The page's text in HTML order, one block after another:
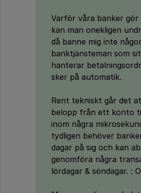
Varför våra banker gör
kan man onekligen
då banne mig inte
banktjänsteman som
hanterar
sker på automatik.
Rent tekniskt går det
belopp från ett konto
inom några
tydligen behöver
dagar på sig och kan
genomföra några
lördagar & söndagar. : O